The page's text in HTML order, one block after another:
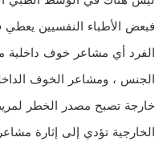
فبعض الأطباء النفسيين
الفرد أي مشاعر خوف
الجنس ، ومشاعر الخوف
خارجة تصبح مصدر الخطر
الخارجية تؤدي إلى إثارة